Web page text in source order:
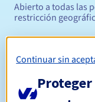
Abierto a todas las
restricción
Continuar sin